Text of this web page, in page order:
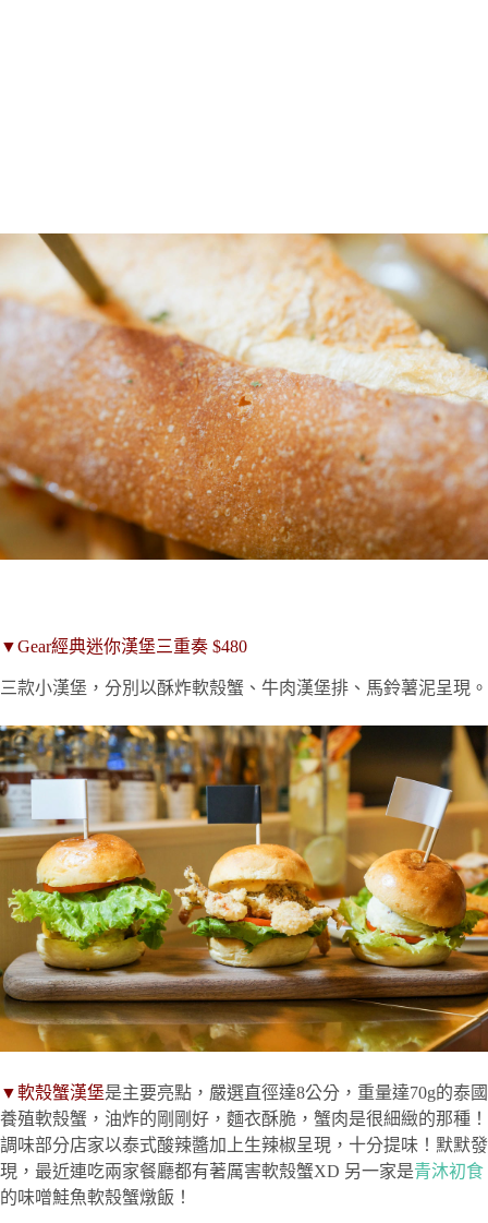
▼Gear經典迷你漢堡三重奏 $480
三款小漢堡，分別以酥炸軟殼蟹、牛肉漢堡排、馬鈴薯泥呈現。
▼軟殼蟹漢堡是主要亮點，嚴選直徑達8公分，重量達70g的泰國
養殖軟殼蟹，油炸的剛剛好，麵衣酥脆，蟹肉是很細緻的那種！
調味部分店家以泰式酸辣醬加上生辣椒呈現，十分提味！默默發
現，最近連吃兩家餐廳都有著厲害軟殼蟹XD 另一家是青沐初食
的味噌鮭魚軟殼蟹燉飯！